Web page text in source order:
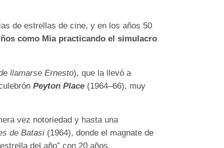
de estrellas de cine, y en los años 50
como Mia practicando el simulacro
llamarse Ernesto), que la llevó a
Peyton Place (1964–66), muy
vez notoriedad y hasta una
de Batasi (1964), donde el magnate de
del año” con 20 años.